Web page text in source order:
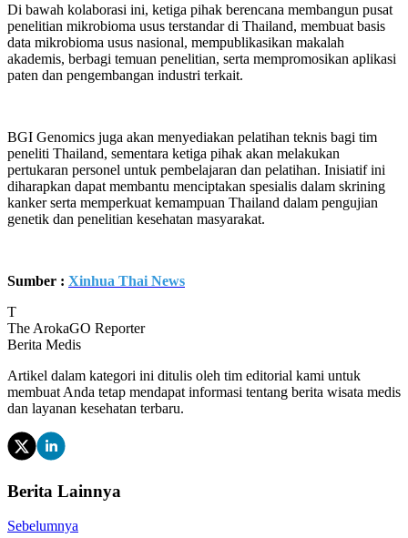
Di bawah kolaborasi ini, ketiga pihak berencana membangun pusat
penelitian mikrobioma usus terstandar di Thailand, membuat basis
data mikrobioma usus nasional, mempublikasikan makalah
akademis, berbagi temuan penelitian, serta mempromosikan aplikasi
paten dan pengembangan industri terkait.
BGI Genomics juga akan menyediakan pelatihan teknis bagi tim
peneliti Thailand, sementara ketiga pihak akan melakukan
pertukaran personel untuk pembelajaran dan pelatihan. Inisiatif ini
diharapkan dapat membantu menciptakan spesialis dalam skrining
kanker serta memperkuat kemampuan Thailand dalam pengujian
genetik dan penelitian kesehatan masyarakat.
Sumber : Xinhua Thai News
T
The ArokaGO Reporter
Berita Medis
Artikel dalam kategori ini ditulis oleh tim editorial kami untuk
membuat Anda tetap mendapat informasi tentang berita wisata medis
dan layanan kesehatan terbaru.
Berita Lainnya
Sebelumnya